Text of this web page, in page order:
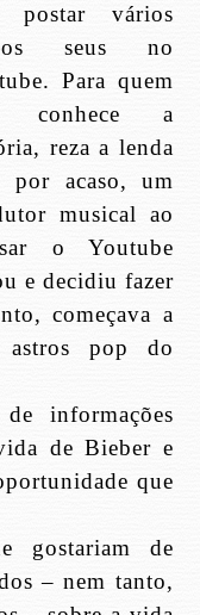
postar vários
seus no
Para quem
conhece a
reza a lenda
por acaso, um
musical ao
o Youtube
e decidiu fazer
começava a
pop do
informações
de Bieber e
que
gostariam de
– nem tanto,